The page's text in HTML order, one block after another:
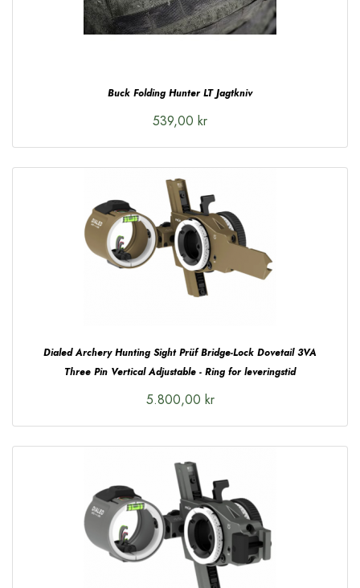
Buck Folding Hunter LT Jagtkniv
539,00 kr
Dialed Archery Hunting Sight Prüf Bridge-Lock Dovetail 3VA
Three Pin Vertical Adjustable - Ring for leveringstid
5.800,00 kr